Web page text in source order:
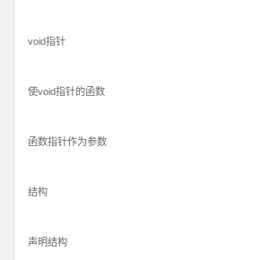
void指针
使void指针的函数
函数指针作为参数
结构
声明结构